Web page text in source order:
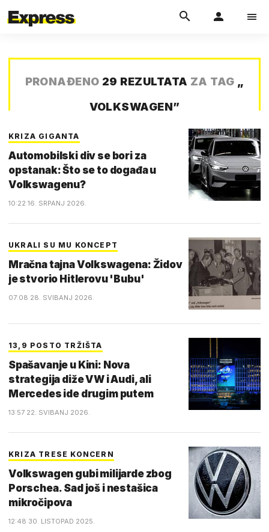
PRONAĐENO 29 REZULTATA ZA TAG „
VOLKSWAGEN”
KRIZA GIGANTA
Automobilski div se bori za
opstanak: Što se to događa u
Volkswagenu?
10:22 16. SRPANJ 2026.
UKRALI SU MU KONCEPT
Mračna tajna Volkswagena: Židov
je stvorio Hitlerovu 'Bubu'
07:08 28. SVIBANJ 2026.
13,9 POSTO TRŽIŠTA
Spašavanje u Kini: Nova
strategija diže VW i Audi, ali
Mercedes ide drugim putem
13:57 22. SVIBANJ 2026.
KRIZA TRESE KONCERN
Volkswagen gubi milijarde zbog
Porschea. Sad još i nestašica
mikročipova
12:48 30. LISTOPAD 2025.